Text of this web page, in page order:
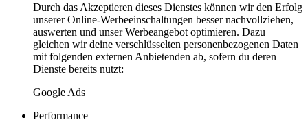
Durch das Akzeptieren dieses Dienstes können wir den Erfolg
unserer Online-Werbeeinschaltungen besser nachvollziehen,
auswerten und unser Werbeangebot optimieren. Dazu
gleichen wir deine verschlüsselten personenbezogenen Daten
mit folgenden externen Anbietenden ab, sofern du deren
Dienste bereits nutzt:
Google Ads
Performance